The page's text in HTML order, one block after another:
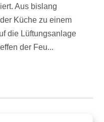
Aus bislang
Küche zu einem
die Lüftungsanlage
der Feu...